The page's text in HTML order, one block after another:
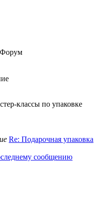
Форум
классы по упаковке
Re: Подарочная упаковка
сообщению